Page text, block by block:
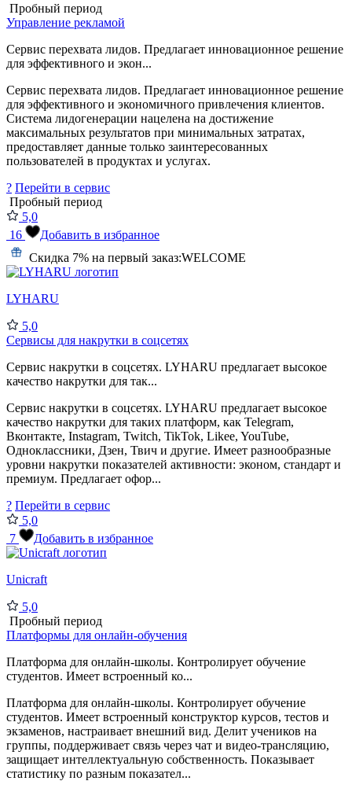
Пробный период
Управление рекламой
Сервис перехвата лидов. Предлагает инновационное решение
для эффективного и экон...
Сервис перехвата лидов. Предлагает инновационное решение
для эффективного и экономичного привлечения клиентов.
Система лидогенерации нацелена на достижение
максимальных результатов при минимальных затратах,
предоставляет данные только заинтересованных
пользователей в продуктах и услугах.
? Перейти в сервис
Пробный период
5,0
16
Добавить в избранное
Скидка 7% на первый заказ:WELCOME
LYHARU
5,0
Сервисы для накрутки в соцсетях
Сервис накрутки в соцсетях. LYHARU предлагает высокое
качество накрутки для так...
Сервис накрутки в соцсетях. LYHARU предлагает высокое
качество накрутки для таких платформ, как Telegram,
Вконтакте, Instagram, Twitch, TikTok, Likee, YouTube,
Одноклассники, Дзен, Твич и другие. Имеет разнообразные
уровни накрутки показателей активности: эконом, стандарт и
премиум. Предлагает офор...
? Перейти в сервис
5,0
7
Добавить в избранное
Unicraft
5,0
Пробный период
Платформы для онлайн-обучения
Платформа для онлайн-школы. Контролирует обучение
студентов. Имеет встроенный ко...
Платформа для онлайн-школы. Контролирует обучение
студентов. Имеет встроенный конструктор курсов, тестов и
экзаменов, настраивает внешний вид. Делит учеников на
группы, поддерживает связь через чат и видео-трансляцию,
защищает интеллектуальную собственность. Показывает
статистику по разным показател...